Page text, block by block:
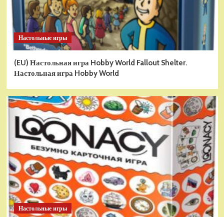
Настольные игры
(EU) Настольная игра Hobby World Fallout Shelter.
Настольная игра Hobby World
Настольные игры